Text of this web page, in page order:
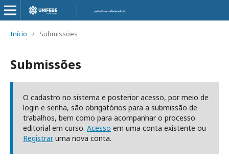
Início / Submissões
Submissões
O cadastro no sistema e posterior acesso, por meio de
login e senha, são obrigatórios para a submissão de
trabalhos, bem como para acompanhar o processo
editorial em curso. Acesso em uma conta existente ou
Registraruma nova conta.